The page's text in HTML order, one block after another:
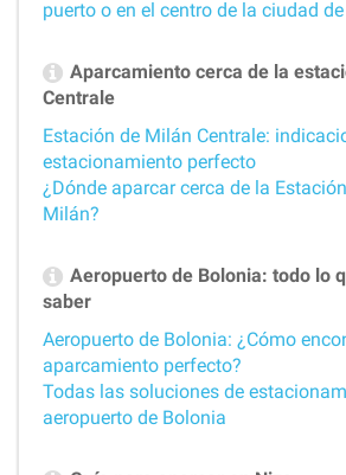
puerto o en el centro de la ciudad
Aparcamiento cerca de la
Centrale
Estación de Milán Centrale:
estacionamiento perfecto
¿Dónde aparcar cerca de la
Milán?
Aeropuerto de Bolonia: todo lo
saber
Aeropuerto de Bolonia: ¿Cómo
aparcamiento perfecto?
Todas las soluciones de
aeropuerto de Bolonia